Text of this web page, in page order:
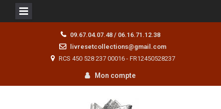
09.67.04.07.48 / 06.16.71.12.38
livresetcollections@gmail.com
RCS 450 528 237 00016 - FR12450528237
Mon compte